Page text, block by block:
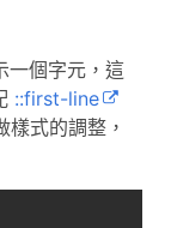
一個字元，這
::first-line
式的調整，